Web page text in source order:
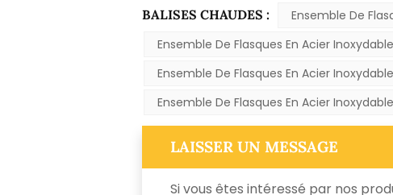
BALISES CHAUDES :
Ensemble De
Ensemble De Flasques En Acier
Ensemble De Flasques En Acier Inoxydable
Ensemble De Flasques En Acier
LAISSER UN MESSAGE
Si vous êtes intéressé par nos